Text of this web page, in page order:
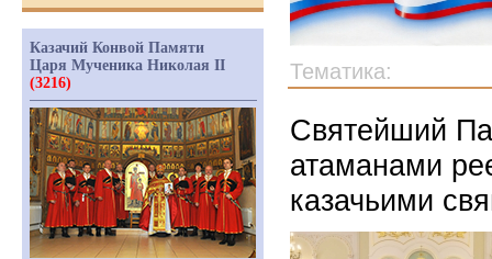
Тематика:
Святейший
атаманами
казачьими
Казачий Конвой Памяти
Царя Мученика Николая II
(3216)